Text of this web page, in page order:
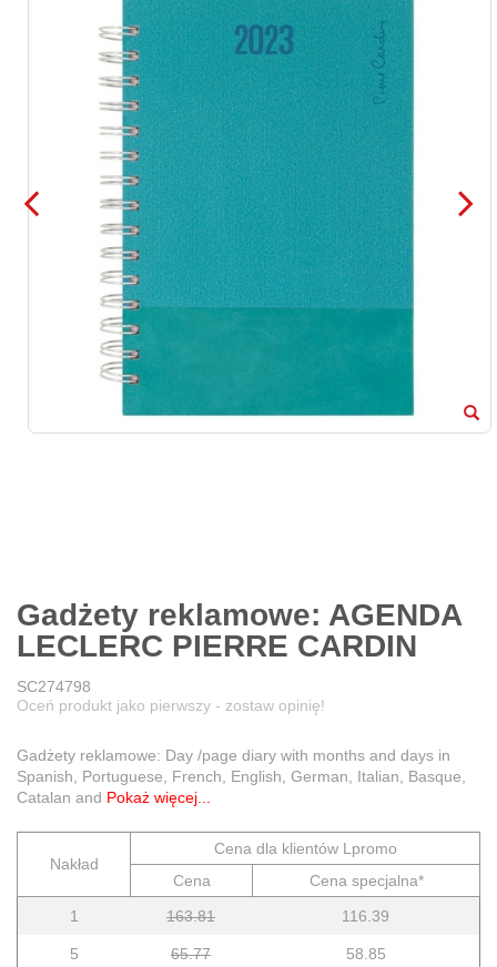
Gadżety reklamowe: AGENDA
LECLERC PIERRE CARDIN
SC274798
Oceń produkt jako pierwszy - zostaw opinię!
Gadżety reklamowe: Day /page diary with months and days in
Spanish, Portuguese, French, English, German, Italian, Basque,
Catalan and Pokaż więcej...
Nakład
Cena dla klientów Lpromo
Cena
Cena specjalna*
1
163.81 116.39
5 65.77 58.85